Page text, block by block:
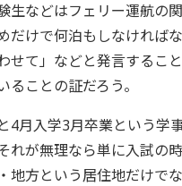
生などはフェリー運航の
だけで何泊もしなければ
せて」などと発言するこ
ることの証だろう。
4月入学3月卒業という学
れが無理なら単に入試の
地方という居住地だけで